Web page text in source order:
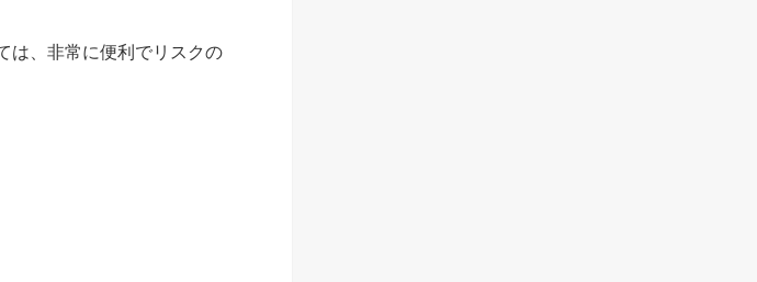
は、非常に便利でリスクの